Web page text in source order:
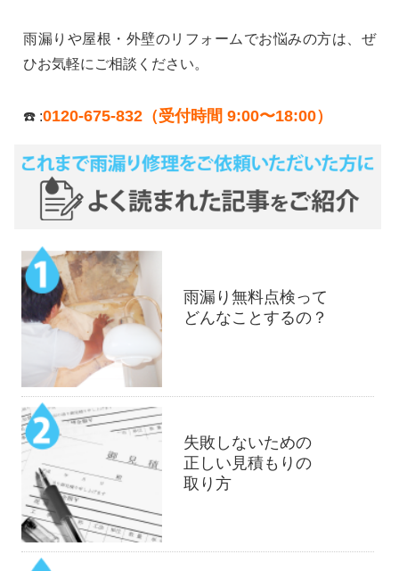
雨漏りや屋根・外壁のリフォームでお悩みの方は、ぜ
ひお気軽にご相談ください。
☎️ :0120-675-832（受付時間 9:00〜18:00）
雨漏り無料点検って
どんなことするの？
失敗しないための
正しい見積もりの
取り方